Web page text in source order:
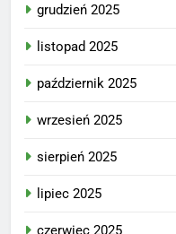
grudzień 2025
listopad 2025
październik 2025
wrzesień 2025
sierpień 2025
lipiec 2025
czerwiec 2025